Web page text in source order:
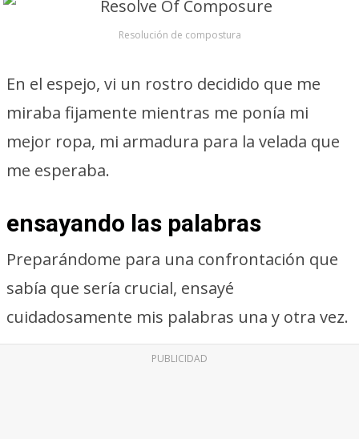
Resolución de compostura
En el espejo, vi un rostro decidido que me
miraba fijamente mientras me ponía mi
mejor ropa, mi armadura para la velada que
me esperaba.
ensayando las palabras
Preparándome para una confrontación que
sabía que sería crucial, ensayé
cuidadosamente mis palabras una y otra vez.
PUBLICIDAD